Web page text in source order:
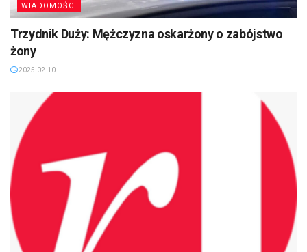
WIADOMOŚCI
Trzydnik Duży: Mężczyzna oskarżony o zabójstwo
żony
2025-02-10